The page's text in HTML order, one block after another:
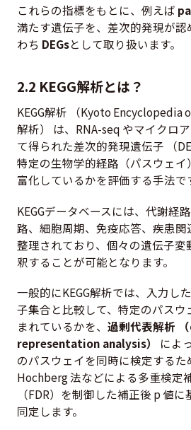
これらの指標をもとに、例えば
満たす遺伝子を、差次的発現が
わち DEGsとして取り扱います。
2.2 KEGG解析とは？
KEGG解析 （Kyoto Encyclopedia
解析） は、RNA-seq やマイクロ
て得られた差次的発現遺伝子 （
特定の生物学的経路（パスウェ
富化しているかを評価する手法で
KEGGデータベースには、代謝経
路、細胞周期、免疫応答、疾患
整理されており、個々の遺伝子
釈することが可能となります。
一般的にKEGG解析では、入力し
子集合と比較して、特定のパス
まれているかを、 過剰代表解析
representation analysis）
によ
のパスウェイを同時に検定する
Hochberg 法などによる多重検定
（FDR）を制御した補正後 p 値
同定します。